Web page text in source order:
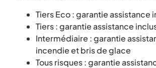
Tiers Eco : garantie assistance
Tiers : garantie assistance
Intermédiaire : garantie
incendie et bris de glace
Tous risques : garantie